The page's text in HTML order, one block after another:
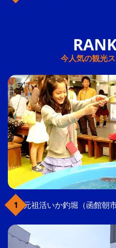
今人気の観光
元祖活いか釣堀（函館朝